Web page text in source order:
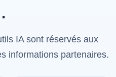
IA sont réservés aux
informations partenaires.